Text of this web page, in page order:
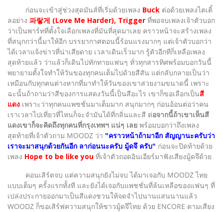
ก่อนจะเข้าสู่ช่วงสุดมันส์ที่เริ่มด้วยเพลง Buck ต่อด้วยเพลงไตเติ้
ลอย่าง 파랗게 (Love Me Harder), Trigger ที่พอจบเพลงเจ้าตัวบอก
ว่าเป็นพาร์ทที่ตั้งใจเลือกเพลงที่มันที่สุดมาเลย คราวหน้าจะสร้างเพลง
ที่สนุกกว่านี้มาให้อีก บรรยากาศตอนนี้ร้อนแรงมากๆ แต่เจ้าตัวบอกว่า
ได้เวลาแจ้งข่าวที่น่าเสียดาย เวลาเดินเร็วมาก รู้ตัวอีกทีก็เหลือเพลง
สุดท้ายแล้ว ว่าแล้วก็เดินไปทักทายแฟนๆ ทั่วทุกสารทิศพร้อมบอกวันนี้
พยายามตั้งใจทำให้วันของทุกคนเต็มไปด้วยสีสัน แต่กลับกลายเป็นว่า
เหมือนกับทุกคนต่างหากที่มาทำให้วันของเขาสวยงามขนาดนี้ เพราะ
ฉะนั้นถ้าถามว่าสีของการแสดงวันนี้เป็นสีอะไร เขาก็ขอเลือกเป็นสี
แดง เพราะว่าทุกคนแพชชั่นมาเต็มมาก สนุกมากๆ ก่อนอ้อนต่อว่าคน
เราเวลาไปเที่ยวที่ไหนก็จะจำมันได้ที่กลิ่นและสี ต่อจากนี้ถ้าเขาเห็นสี
แดงเขาก็จะคิดถึงทุกคนที่กรุงเทพฯ แน่ๆ เลย พร้อมบอกว่าถึงเพลง
สุดท้ายที่เจ้าตัวถาม MOODZ ว่า "คราวหน้าถ้ามาอีก สัญญานะครับว่า
เราจะมาสนุกด้วยกันอีก ลาก่อนนะครับ มู้ดจึ ครับ" ก่อนจะปิดท้ายด้วย
เพลง Hope to be like you ที่เจ้าตัวถอดอินเอียร์มาฟังเสียงมู้ดจึด้วย
คอนเสิร์ตจบ แต่ความสนุกยังไม่จบ ได้มาเจอกับ MOODZ ไทย
แบบเต็มๆ ครั้งแรกทั้งที และยังได้เจอกับแพชชั่นที่ล้นเหลือของแฟนๆ ที่
เปล่งประกายออกมาเป็นสีแดงชวนให้จดจำไปนานแสนนานแล้ว
WOODZ ก็ขอเสิร์ฟความสนุกให้ชาวมู้ดจึไทย ด้วย ENCORE ตามเสียง